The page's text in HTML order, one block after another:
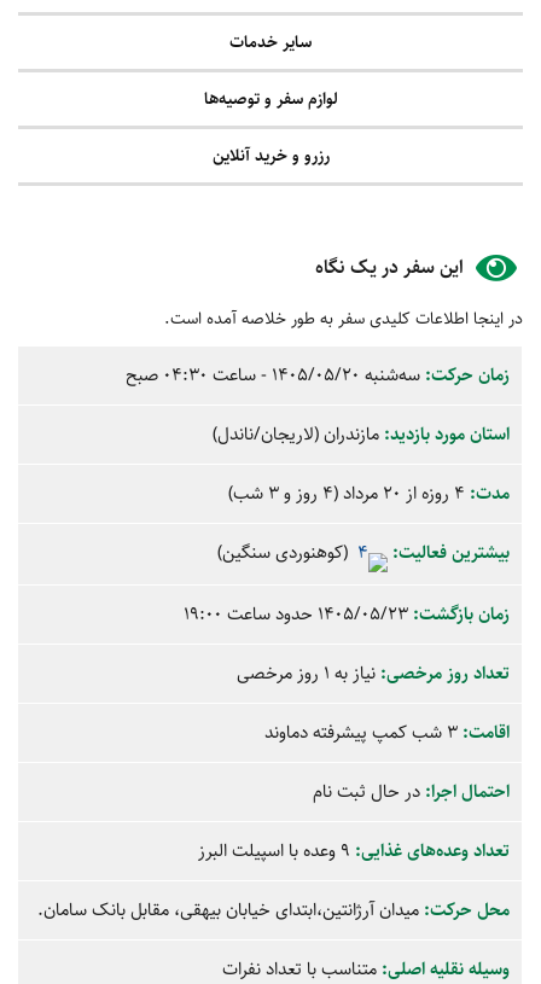
سایر خدمات
لوازم سفر و توصیه‌ها
رزرو و خرید آنلاین
این سفر در یک نگاه
در اینجا اطلاعات کلیدی سفر به طور خلاصه آمده است.
زمان حرکت: سه‌شنبه 1405/05/20 - ساعت 04:30 صبح
استان‌ مورد بازدید: مازندران(لاریجان/ناندل)
مدت: 4 روزه از 20 مرداد (4 روز و 3 شب)
بیشترین فعالیت: (کوهنوردی سنگین)
زمان بازگشت: 1405/05/23 حدود ساعت 19:00
تعداد روز مرخصی: نیاز به 1 روز مرخصی
اقامت: 3 شب کمپ پیشرفته دماوند
احتمال اجرا: در حال ثبت نام
تعداد وعده‌های غذایی: 9 وعده با اسپیلت البرز
محل حرکت: میدان آرژانتین،ابتدای خیابان بیهقی، مقابل بانک سامان.
وسیله نقلیه اصلی: متناسب با تعداد نفرات